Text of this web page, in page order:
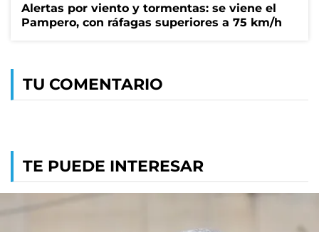
Alertas por viento y tormentas: se viene el
Pampero, con ráfagas superiores a 75 km/h
TU COMENTARIO
TE PUEDE INTERESAR